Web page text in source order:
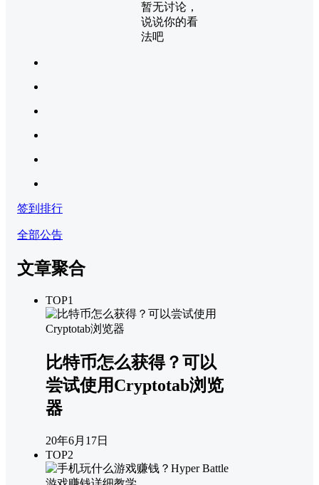
暂无讨论，
说说你的看
法吧
签到排行
全部公告
文章聚合
TOP1
比特币怎么获得？可以
尝试使用Cryptotab浏览
器
20年6月17日
TOP2